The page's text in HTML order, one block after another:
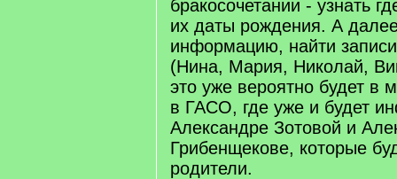
бракосочетании - узнать
их даты рождения. А
информацию, найти
(Нина, Мария, Николай,
это уже вероятно будет в
в ГАСО, где уже и будет
Александре Зотовой и
Грибенщекове, которые
родители.